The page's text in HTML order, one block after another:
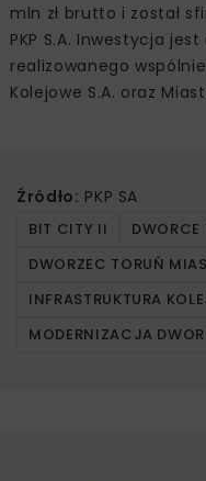
mln zł brutto i został
PKP S.A. Inwestycja
realizowanego wspólnie
Kolejowe S.A. oraz
Źródło: PKP SA
BIT CITY II
DWORCE
DWORZEC TORUŃ
INFRASTRUKTURA
MODERNIZACJA